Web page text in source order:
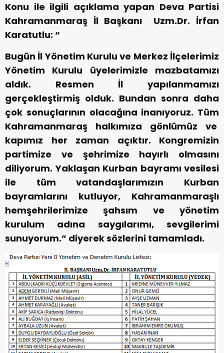
Konu ile ilgili açıklama yapan Deva Partisi
Kahramanmaraş İl Başkanı Uzm.Dr. İrfan
Karatutlu: “
Bugün İl Yönetim Kurulu ve Merkez İlçelerimiz
Yönetim Kurulu üyelerimizle mazbatamızı
aldık. Resmen İl yapılanmamızı
gerçekleştirmiş olduk. Bundan sonra daha
çok sonuçlarının olacağına inanıyoruz. Tüm
Kahramanmaraş halkımıza gönlümüz ve
kapımız her zaman açıktır. Kongremizin
partimize ve şehrimize hayırlı olmasını
diliyorum. Yaklaşan Kurban bayramı vesilesi
ile tüm vatandaşlarımızın Kurban
bayramlarını kutluyor, Kahramanmaraşlı
hemşehrilerimize şahsım ve yönetim
kurulum adına saygılarımı, sevgilerimi
sunuyorum.” diyerek sözlerini tamamladı.